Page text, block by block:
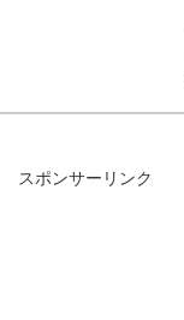
スポンサーリンク